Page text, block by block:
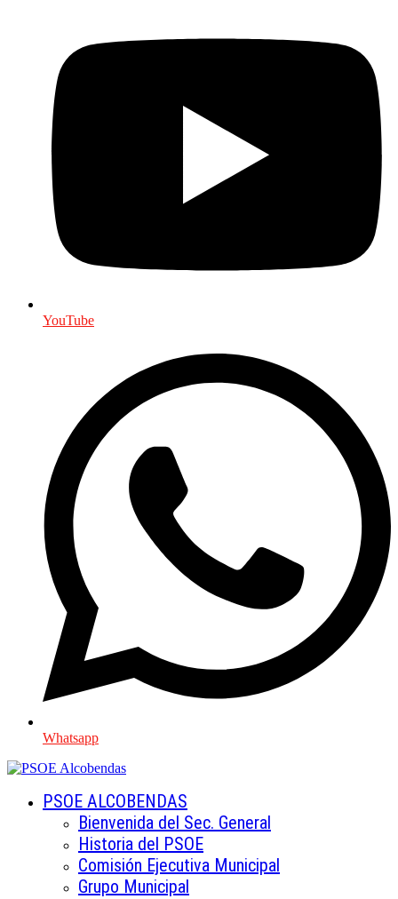
YouTube
Whatsapp
PSOE ALCOBENDAS
Bienvenida del Sec. General
Historia del PSOE
Comisión Ejecutiva Municipal
Grupo Municipal